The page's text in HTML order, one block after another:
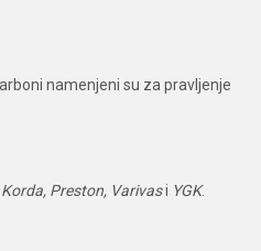
namenjeni su za pravljenje
Korda, Preston, Varivasi YGK.